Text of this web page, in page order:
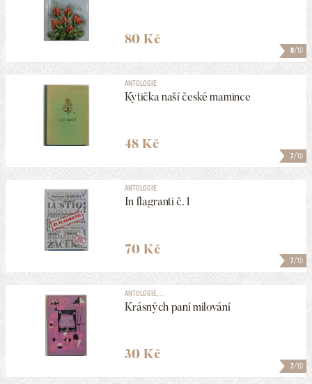
8/10
80 Kč
7/10
ANTOLOGIE
Kytička naší české mamince
48 Kč
7/10
ANTOLOGIE
In flagranti č. 1
70 Kč
7/10
ANTOLOGIE, ...
Krásných paní milování
30 Kč